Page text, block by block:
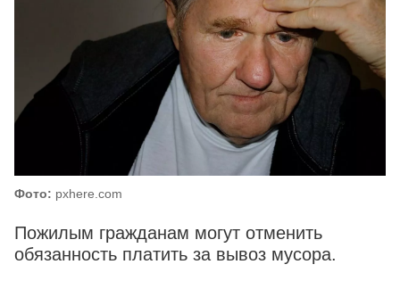
Фото: pxhere.com
Пожилым гражданам могут отменить
обязанность платить за вывоз мусора.